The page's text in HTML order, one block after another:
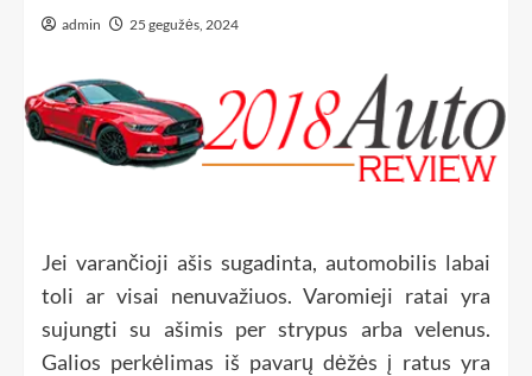
admin 25 gegužės, 2024
Jei varančioji ašis sugadinta, automobilis labai
toli ar visai nenuvažiuos. Varomieji ratai yra
sujungti su ašimis per strypus arba velenus.
Galios perkėlimas iš pavarų dėžės į ratus yra